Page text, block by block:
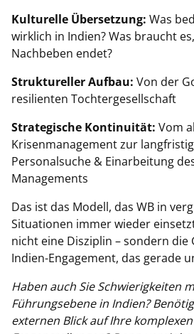
Kulturelle Übersetzung: Was
wirklich in Indien? Was braucht
Nachbeben endet?
Struktureller Aufbau: Von der
resilienten Tochtergesellschaft
Strategische Kontinuität: Vom
Krisenmanagement zur
Personalsuche & Einarbeitung
Managements
Das ist das Modell, das WB in
Situationen immer wieder
nicht eine Disziplin – sondern die
Indien-Engagement, das gerade
Haben auch Sie Schwierigkeiten
Führungsebene in Indien?
externen Blick auf Ihre